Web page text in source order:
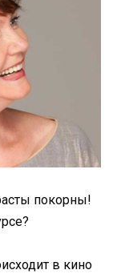
покорны!
в кино